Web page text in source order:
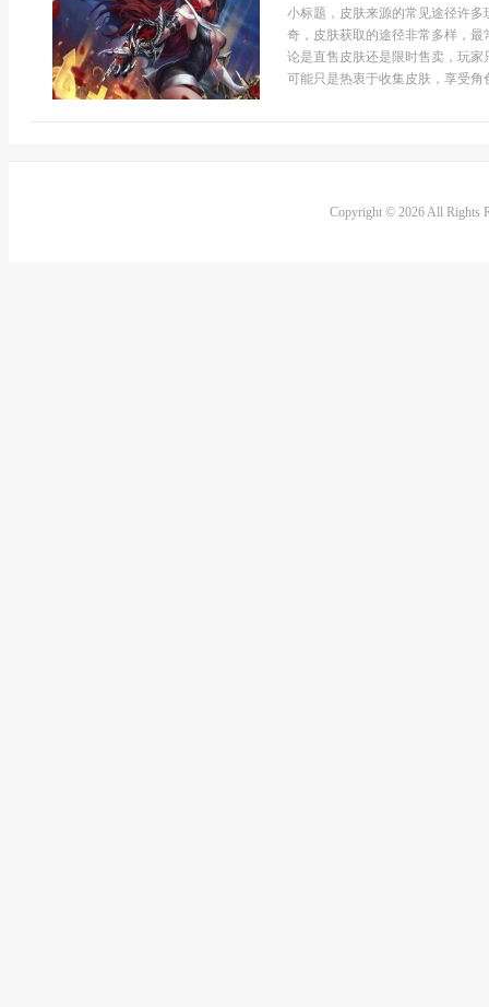
小标题，皮肤来源的常见途径许
奇，皮肤获取的途径非常多样，
论是直售皮肤还是限时售卖，玩
可能只是热衷于收集皮肤，享受角
Copyright © 2026 All Rights